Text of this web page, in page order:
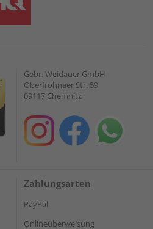
Gebr. Weidauer GmbH
Oberfrohnaer Str. 59
09117 Chemnitz
Zahlungsarten
PayPal
Onlineüberweisung